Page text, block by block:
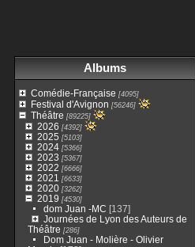
Albums
Comédie-Française [4095]
Festival d'Avignon [56246]
Théâtre [89225]
2026 [4392]
2025 [5103]
2024[5366]
2023 [5367]
2022 [6666]
2021 [6633]
2020[3262]
2019 [4530]
dom Juan -MC [137]
Journées de Lyon des Auteurs de
Théâtre [286]
Dom Juan - Molière - Olivier